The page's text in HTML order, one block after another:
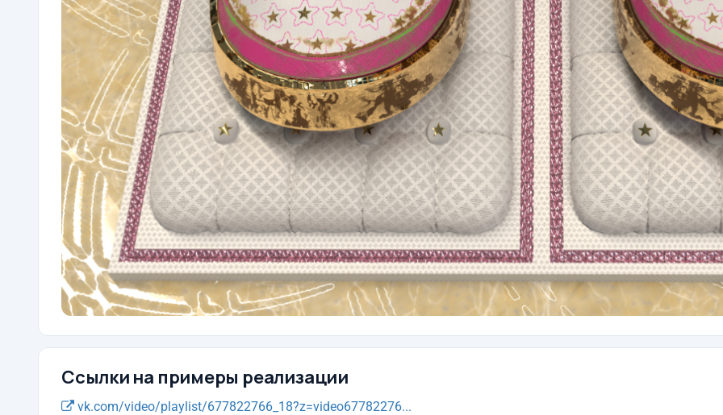
Ссылки на примеры реализации
vk.com/video/playlist/677822766_18?z=video67782276...